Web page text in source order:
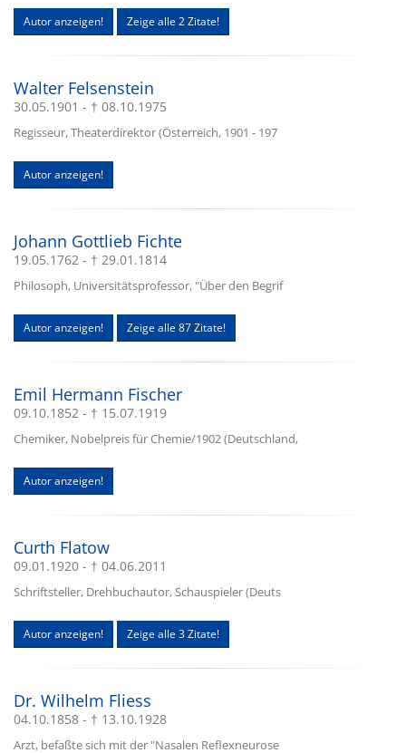
Autor anzeigen! Zeige alle 2 Zitate!
Walter Felsenstein
30.05.1901 - † 08.10.1975
Regisseur, Theaterdirektor (Österreich, 1901 - 197
Autor anzeigen!
Johann Gottlieb Fichte
19.05.1762 - † 29.01.1814
Philosoph, Universitätsprofessor, "Über den Begrif
Autor anzeigen! Zeige alle 87 Zitate!
Emil Hermann Fischer
09.10.1852 - † 15.07.1919
Chemiker, Nobelpreis für Chemie/1902 (Deutschland,
Autor anzeigen!
Curth Flatow
09.01.1920 - † 04.06.2011
Schriftsteller, Drehbuchautor, Schauspieler (Deuts
Autor anzeigen! Zeige alle 3 Zitate!
Dr. Wilhelm Fliess
04.10.1858 - † 13.10.1928
Arzt, befaßte sich mit der "Nasalen Reflexneurose